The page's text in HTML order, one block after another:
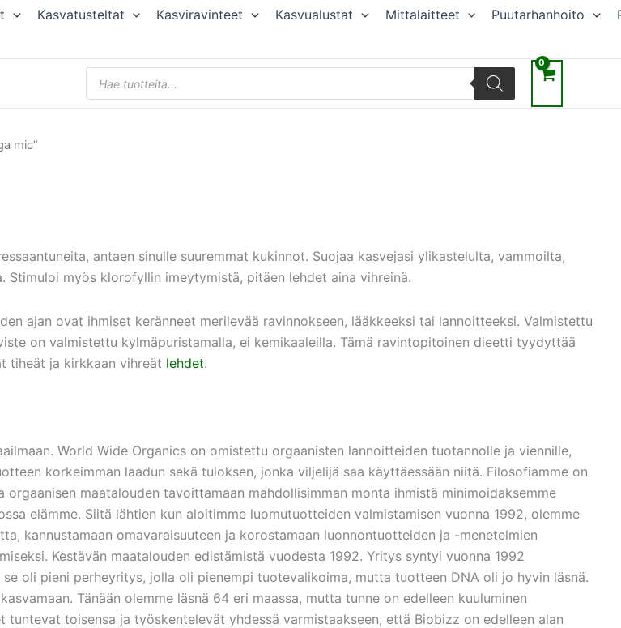
Kasvatusteltat Kasviravinteet Kasvualustat Mittalaitteet Puutarhanhoito
Products
search
mic”
antaen sinulle suuremmat kukinnot. Suojaa kasvejasi ylikastelulta, vammoilta,
Stimuloi myös klorofyllin imeytymistä, pitäen lehdet aina vihreinä.
ajan ovat ihmiset keränneet merilevää ravinnokseen, lääkkeeksi tai lannoitteeksi. Valmistettu
on valmistettu kylmäpuristamalla, ei kemikaaleilla. Tämä ravintopitoinen dieetti tyydyttää
tiheät ja kirkkaan vihreät lehdet.
World Wide Organics on omistettu orgaanisten lannoitteiden tuotannolle ja viennille,
korkeimman laadun sekä tuloksen, jonka viljelijä saa käyttäessään niitä. Filosofiamme on
orgaanisen maatalouden tavoittamaan mahdollisimman monta ihmistä minimoidaksemme
elämme. Siitä lähtien kun aloitimme luomutuotteiden valmistamisen vuonna 1992, olemme
kannustamaan omavaraisuuteen ja korostamaan luonnontuotteiden ja -menetelmien
Kestävän maatalouden edistämistä vuodesta 1992. Yritys syntyi vuonna 1992
se oli pieni perheyritys, jolla oli pienempi tuotevalikoima, mutta tuotteen DNA oli jo hyvin läsnä.
Tänään olemme läsnä 64 eri maassa, mutta tunne on edelleen kuuluminen
tuntevat toisensa ja työskentelevät yhdessä varmistaakseen, että Biobizz on edelleen alan